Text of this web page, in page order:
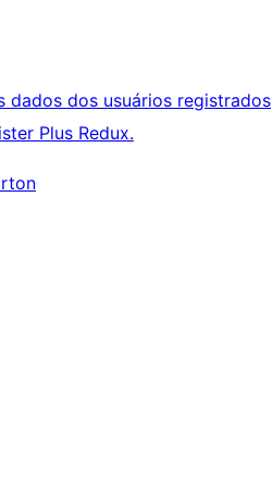
dados dos usuários registrados
Plus Redux.